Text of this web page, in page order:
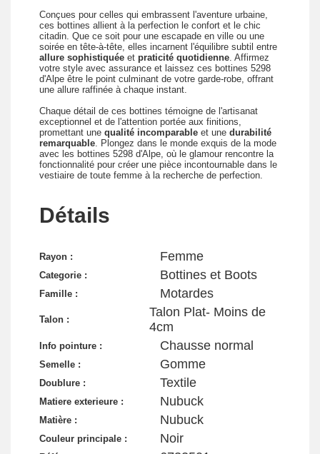
Conçues pour celles qui embrassent l'aventure urbaine,
ces bottines allient à la perfection le confort et le chic
citadin. Que ce soit pour une escapade en ville ou une
soirée en tête-à-tête, elles incarnent l'équilibre subtil entre
allure sophistiquée et praticité quotidienne . Affirmez
votre style avec assurance et laissez ces bottines 5298
d'Alpe être le point culminant de votre garde-robe, offrant
une allure raffinée à chaque instant.
Chaque détail de ces bottines témoigne de l'artisanat
exceptionnel et de l'attention portée aux finitions,
promettant une qualité incomparable et une durabilité
remarquable . Plongez dans le monde exquis de la mode
avec les bottines 5298 d'Alpe, où le glamour rencontre la
fonctionnalité pour créer une pièce incontournable dans le
vestiaire de toute femme à la recherche de perfection.
Détails
Rayon : Femme
Categorie : Bottines et Boots
Famille : Motardes
Talon :
Talon Plat- Moins de
4cm
Info pointure : Chausse normal
Semelle : Gomme
Doublure : Textile
Matiere exterieure : Nubuck
Matière : Nubuck
Couleur principale : Noir